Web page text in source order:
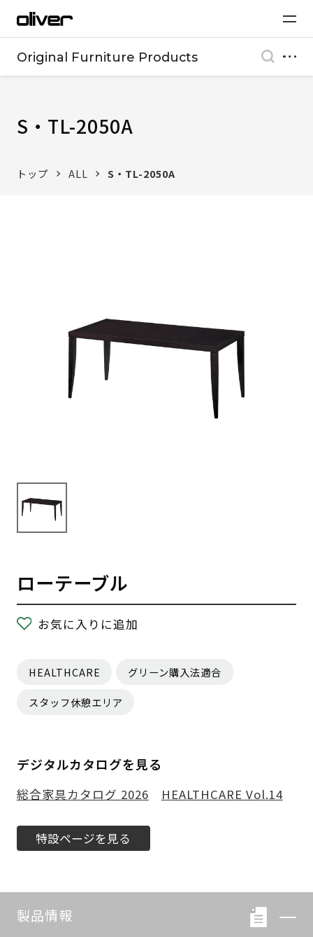
Original Furniture Products
S・TL-2050A
トップ ALL S・TL-2050A
ローテーブル
お気に入りに追加
HEALTHCARE グリーン購入法適合
スタッフ休憩エリア
デジタルカタログを見る
総合家具カタログ 2026 HEALTHCARE Vol.14
特設ページを見る
製品情報